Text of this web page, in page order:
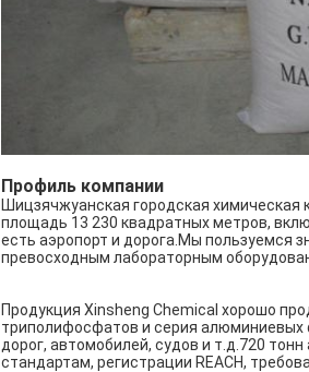
Профиль компании
Шицзячжуанская городская химическая
площадь 13 230 квадратных метров,
есть аэропорт и дорога.Мы пользуемся
превосходным лабораторным
Продукция Xinsheng Chemical хорошо
триполифосфатов и серия алюминиевых
дорог, автомобилей, судов и т.д.720
стандартам, регистрации REACH,